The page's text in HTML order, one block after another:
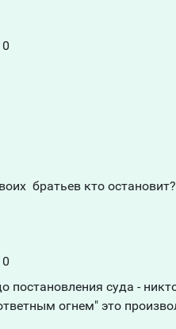
0
братьев кто остановит?
0
суда -
огнем" это